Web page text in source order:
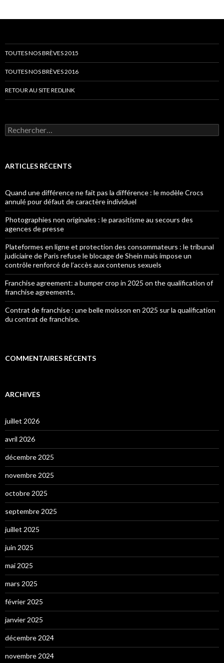
TOUTES NOS BRÈVES 2015
TOUTES NOS BRÈVES 2016
RETOUR AU SITE REDLINK
Rechercher :
ARTICLES RÉCENTS
Quand une différence ne fait pas la différence : le modèle Crocs
annulé pour défaut de caractère individuel
Photographies non originales : le parasitisme au secours des
agences de presse
Plateformes en ligne et protection des consommateurs : le tribunal
judiciaire de Paris refuse le blocage de Shein mais impose un
contrôle renforcé de l’accès aux contenus sexuels
Franchise agreement: a bumper crop in 2025 on the qualification of
franchise agreements.
Contrat de franchise : une belle moisson en 2025 sur la qualification
du contrat de franchise.
COMMENTAIRES RÉCENTS
ARCHIVES
juillet 2026
avril 2026
décembre 2025
novembre 2025
octobre 2025
septembre 2025
juillet 2025
juin 2025
mai 2025
mars 2025
février 2025
janvier 2025
décembre 2024
novembre 2024